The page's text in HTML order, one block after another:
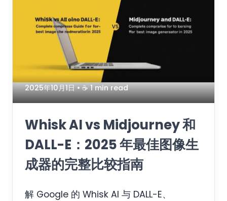
2025年10月1日 • ☕️ 1 min read
Whisk AI vs Midjourney 和
DALL-E：2025 年最佳图像生
成器的完整比较指南
解 Google 的 Whisk AI 与 DALL-E、